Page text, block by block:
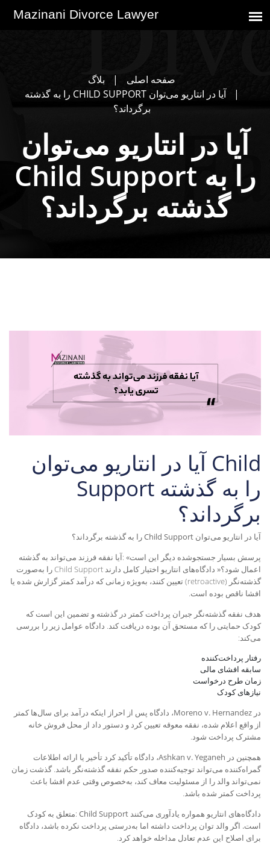
صفحه اصلی
بلاگ
آیا در انتاریو می‌توان CHILD SUPPORT را به گذشته
برگرداند؟
آیا در انتاریو می‌توان
Child Support را به
گذشته برگرداند؟
آیا در انتاریو می‌توان Child
Support را به گذشته
برگرداند؟
آیا در انتاریو می‌توان Child Supportرا به گذشته برگرداند؟
پرسش بسیار جستجو‌شده دیگر این است
: « آیا نفقه فرزند می‌تواند به گذشته
اعمال شود؟» دادگاه‌های انتاریو اختیار کامل دارندChild Supportرا به‌صورت
گذشته‌نگر (retroactive)تعیین کنند، به‌ویژه زمانی که درآمد کمتر گزارش شده یا
افشا ناقص بوده است.
هدف نفقه گذشته‌نگر جبران پرداخت کمتر در گذشته و تضمین این است که
کودک حمایتی را که مستحق آن بوده دریافت کند. دادگاه عوامل زیر را بررسی
می‌کند:
رفتار پرداخت‌کننده
سابقه افشای مالی
زمان طرح درخواست
نیازهای کودک
در Moreno v. Hernandez، دادگاه پس از احراز اینکه درآمد برای سال‌ها کمتر
از واقع اعلام شده، نفقه معوقه تعیین کرد و دستور داد از محل فروش خانه
مشترک پرداخت شود.
همچنین در Ashkan v. Yeganeh، دادگاه تأکید کرد تأخیر یا ارائه اطلاعات
گمراه‌کننده می‌تواند توجیه‌کننده صدور حکم نفقه گذشته‌نگر باشد. گذشت زمان
نمی‌تواند والد را از مسئولیت معاف کند، به‌خصوص وقتی عدم افشا باعث
پرداخت کمتر شده باشد.
دادگاه‌های انتاریو همواره یادآوری می‌کنند
: Child Support متعلق به کودک
است. اگر والد توان پرداخت داشته اما به‌درستی پرداخت نکرده باشد، دادگاه
برای اصلاح این عدم تعادل مداخله خواهد کرد.